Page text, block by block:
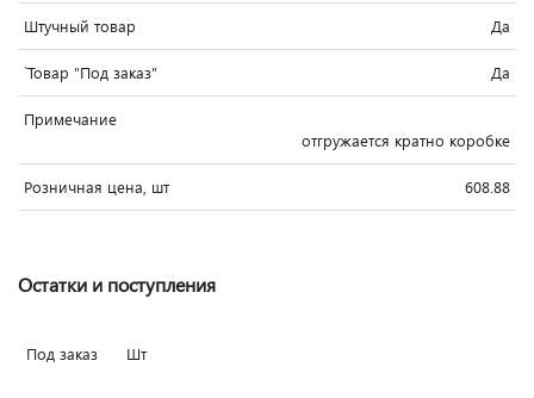
Штучный товар Да
`Товар "Под заказ" Да
Примечание
отгружается кратно коробке
Розничная цена, шт 608.88
Остатки и поступления
Под заказ Шт